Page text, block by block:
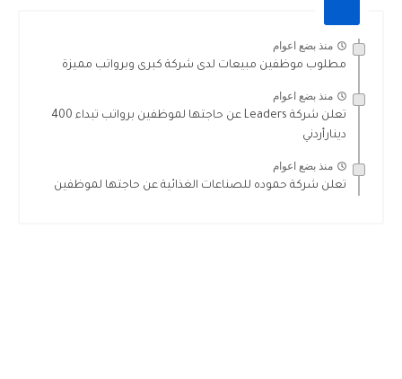
منذ بضع اعوام
مطلوب موظفين مبيعات لدى شركة كبرى وبرواتب مميزة
منذ بضع اعوام
تعلن شركة Leaders عن حاجتها لموظفين برواتب تبداء 400
دينارأردني
منذ بضع اعوام
تعلن شركة حموده للصناعات الغذائية عن حاجتها لموظفين